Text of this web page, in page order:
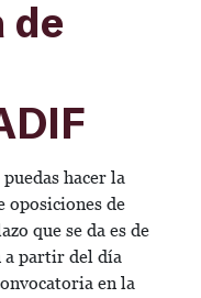
de
hacer la
oposiciones de
que se da es de
a partir del día
en la